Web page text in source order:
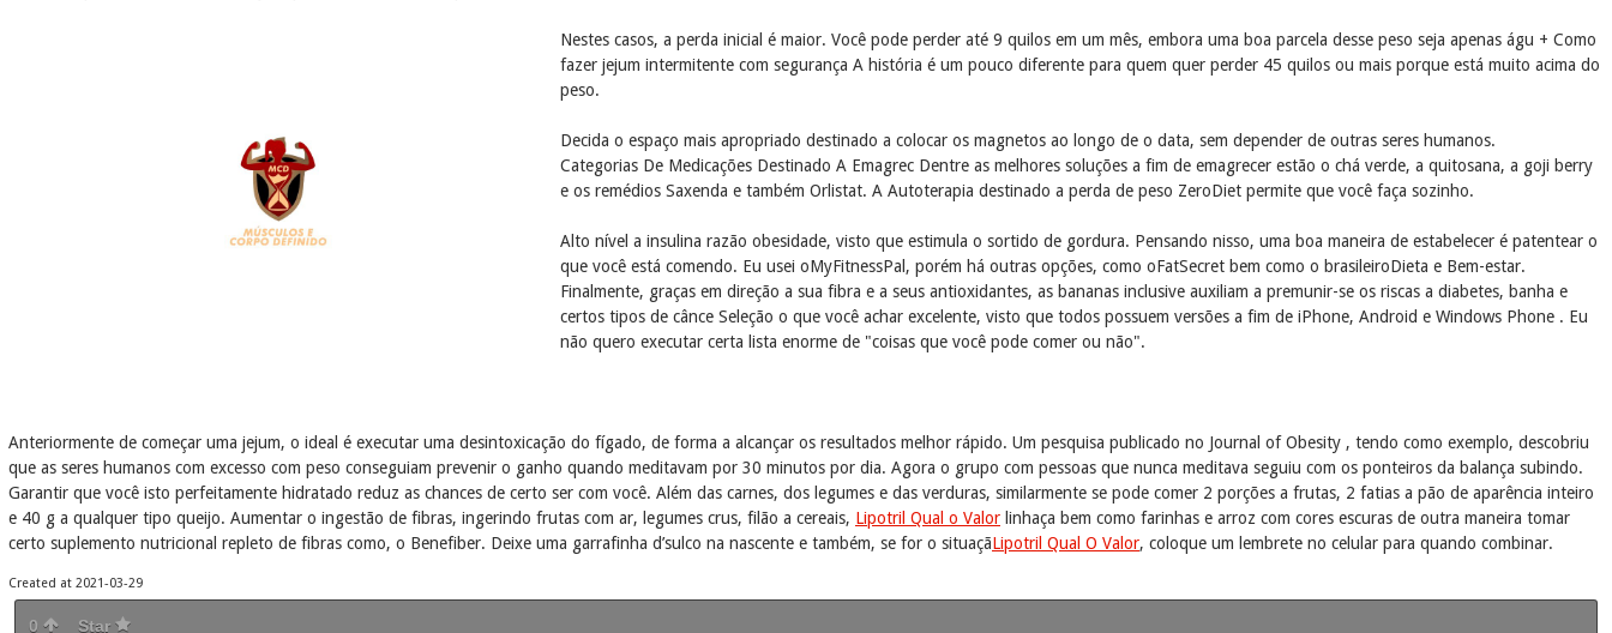
Nestes casos, a perda inicial é maior. Você pode perder até 9 quilos em um mês, embora uma boa parcela desse peso seja apenas águ + Como
fazer jejum intermitente com segurança A história é um pouco diferente para quem quer perder 45 quilos ou mais porque está muito acima do
peso.
Decida o espaço mais apropriado destinado a colocar os magnetos ao longo de o data, sem depender de outras seres humanos.
Categorias De Medicações Destinado A Emagrec Dentre as melhores soluções a fim de emagrecer estão o chá verde, a quitosana, a goji berry
e os remédios Saxenda e também Orlistat. A Autoterapia destinado a perda de peso ZeroDiet permite que você faça sozinho.
Alto nível a insulina razão obesidade, visto que estimula o sortido de gordura. Pensando nisso, uma boa maneira de estabelecer é patentear o
que você está comendo. Eu usei oMyFitnessPal, porém há outras opções, como oFatSecret bem como o brasileiroDieta e Bem-estar.
Finalmente, graças em direção a sua fibra e a seus antioxidantes, as bananas inclusive auxiliam a premunir-se os riscas a diabetes, banha e
certos tipos de cânce Seleção o que você achar excelente, visto que todos possuem versões a fim de iPhone, Android e Windows Phone . Eu
não quero executar certa lista enorme de "coisas que você pode comer ou não".
Anteriormente de começar uma jejum, o ideal é executar uma desintoxicação do fígado, de forma a alcançar os resultados melhor rápido. Um pesquisa publicado no Journal of Obesity , tendo como exemplo, descobriu
que as seres humanos com excesso com peso conseguiam prevenir o ganho quando meditavam por 30 minutos por dia. Agora o grupo com pessoas que nunca meditava seguiu com os ponteiros da balança subindo.
Garantir que você isto perfeitamente hidratado reduz as chances de certo ser com você. Além das carnes, dos legumes e das verduras, similarmente se pode comer 2 porções a frutas, 2 fatias a pão de aparência inteiro
e 40 g a qualquer tipo queijo. Aumentar o ingestão de fibras, ingerindo frutas com ar, legumes crus, filão a cereais, Lipotril Qual o Valor linhaça bem como farinhas e arroz com cores escuras de outra maneira tomar
certo suplemento nutricional repleto de fibras como, o Benefiber. Deixe uma garrafinha d’sulco na nascente e também, se for o situaçãLipotril Qual O Valor, coloque um lembrete no celular para quando combinar.
Created at 2021-03-29
0 Star